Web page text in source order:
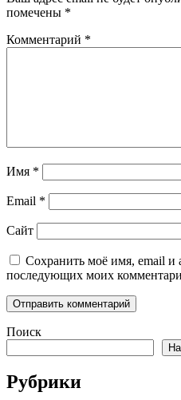
помечены *
Комментарий *
Имя *
Email *
Сайт
Сохранить моё имя, email и
последующих моих
Поиск
Рубрики